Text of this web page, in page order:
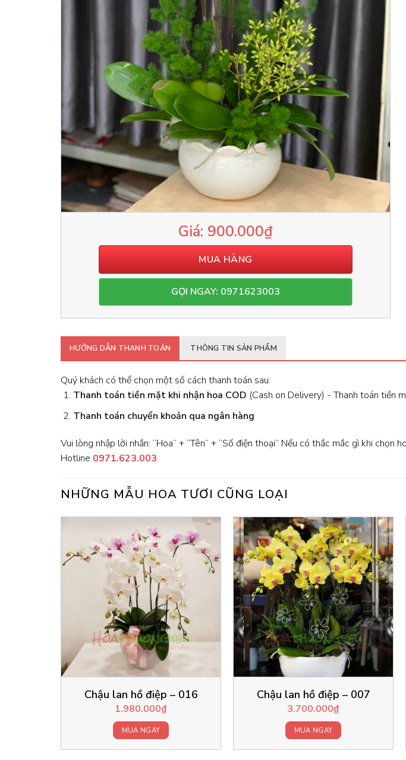
900.000₫
MUA HÀNG
GỌI NGAY: 0971623003
HƯỚNG DẪN THANH TOÁN THÔNG TIN SẢN PHẨM
Quý khách có thể chọn một số cách thanh toán sau:
Thanh toán tiền mặt khi nhận hoa COD (Cash on Delivery) - Thanh toán tiền
Thanh toán chuyển khoản qua ngân hàng
Vui lòng nhập lời nhắn: “Hoa” + “Tên” + “Số điện thoại” Nếu có thắc mắc gì khi
Hotline 0971.623.003
NHỮNG MẪU HOA TƯƠI CŨNG LOẠI
Chậu lan hồ điệp – 016
1.980.000₫
MUA NGAY
Chậu lan hồ điệp – 007
3.700.000₫
MUA NGAY